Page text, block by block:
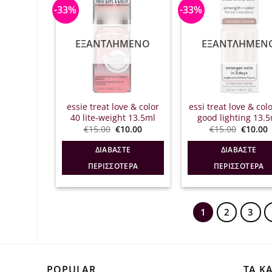
-33%
ΕΞΑΝΤΛΗΜΈΝΟ
essie treat love & color
40 lite-weight 13.5ml
€15.00 Original
was:
€15.00.
€10.00Η
ΔΙΑΒΆΣΤΕ
ΠΕΡΙΣΣΌΤΕΡΑ
-33%
essi treat love &
good lighting
€15.00 Original
was:
€15.00.
€10.00Η
ΔΙΑΒΆΣΤΕ
ΠΕΡΙΣΣΌΤΕΡΑ
1 2 3